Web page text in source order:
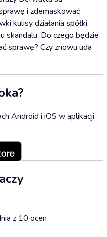
i zdemaskować
kulisy działania spółki,
skandalu. Do czego będzie
sprawę? Czy znowu uda
Android i iOS w aplikacji
z 10 ocen